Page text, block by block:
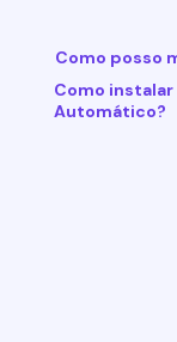
Como posso
Como
Automático?